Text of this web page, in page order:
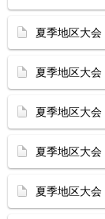
夏季地区大
夏季地区大
夏季地区大
夏季地区大
夏季地区大